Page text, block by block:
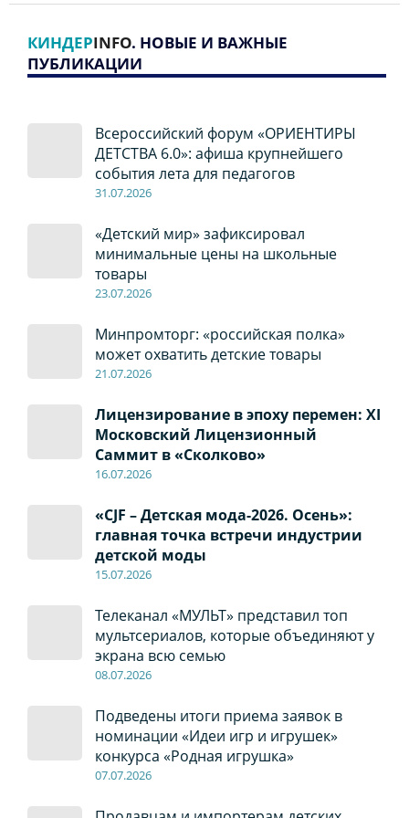
КИНДЕРINFO. НОВЫЕ И ВАЖНЫЕ
ПУБЛИКАЦИИ
Всероссийский форум «ОРИЕНТИРЫ
ДЕТСТВА 6.0»: афиша крупнейшего
события лета для педагогов
31.07.2026
«Детский мир» зафиксировал
минимальные цены на школьные
товары
23.07.2026
Минпромторг: «российская полка»
может охватить детские товары
21.07.2026
Лицензирование в эпоху перемен: XI
Московский Лицензионный
Саммит в «Сколково»
16.07.2026
«CJF – Детская мода-2026. Осень»:
главная точка встречи индустрии
детской моды
15.07.2026
Телеканал «МУЛЬТ» представил топ
мультсериалов, которые объединяют у
экрана всю семью
08.07.2026
Подведены итоги приема заявок в
номинации «Идеи игр и игрушек»
конкурса «Родная игрушка»
07.07.2026